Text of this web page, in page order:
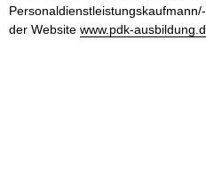
der Website www.pdk-